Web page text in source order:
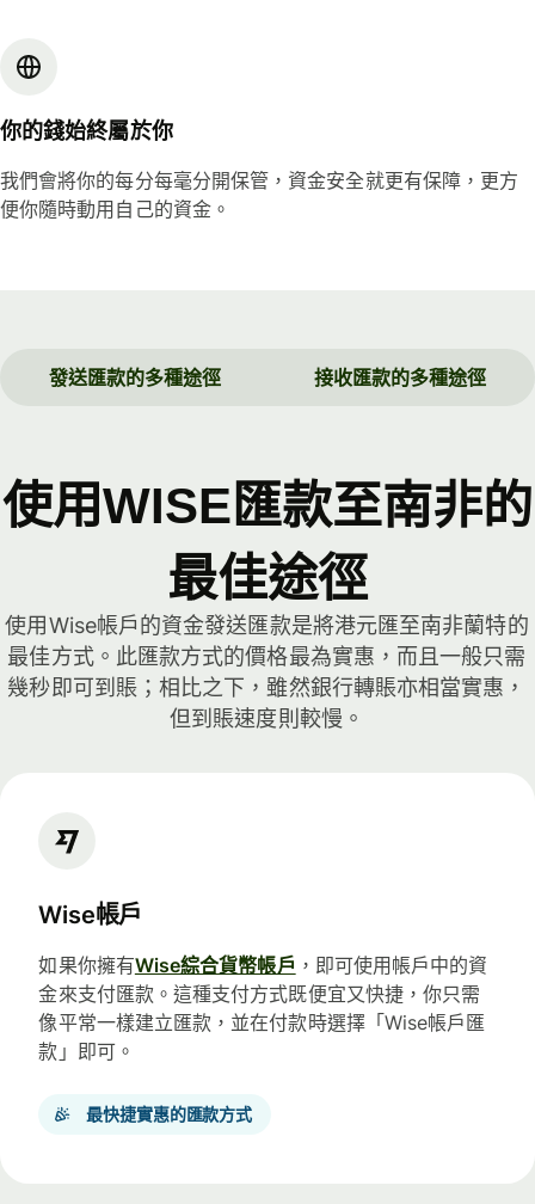
你的錢始終屬於你
我們會將你的每分每毫分開保管，資金安全就更有保障，更方
便你隨時動用自己的資金。
發送匯款的多種途徑 接收匯款的多種途徑
使用WISE匯款至南非的
最佳途徑
使用Wise帳戶的資金發送匯款是將港元匯至南非蘭特的
最佳方式。此匯款方式的價格最為實惠，而且一般只需
幾秒即可到賬；相比之下，雖然銀行轉賬亦相當實惠，
但到賬速度則較慢。
Wise帳戶
如果你擁有Wise綜合貨幣帳戶 ，即可使用帳戶中的資
金來支付匯款。這種支付方式既便宜又快捷，你只需
像平常一樣建立匯款，並在付款時選擇「Wise帳戶匯
款」即可。
最快捷實惠的匯款方式